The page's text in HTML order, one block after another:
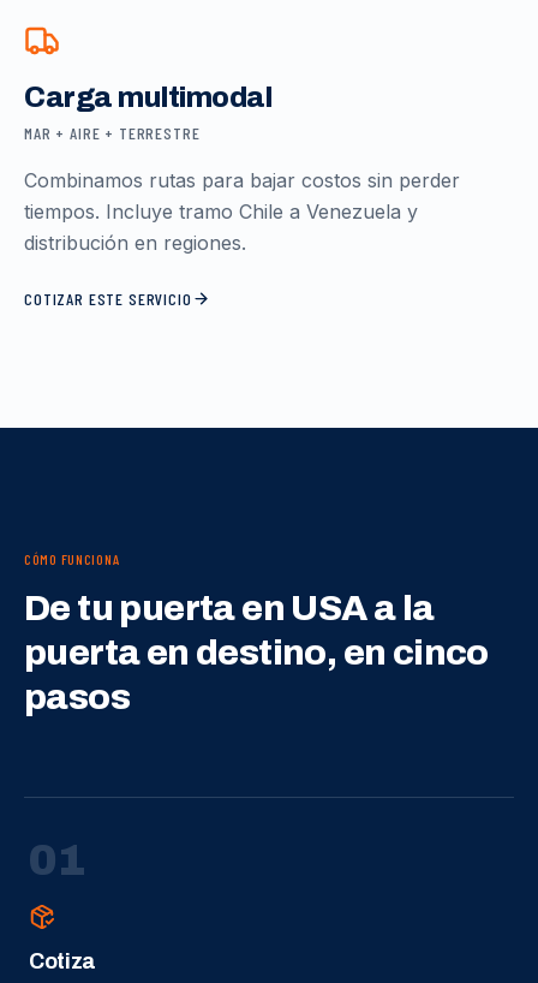
Carga multimodal
MAR + AIRE + TERRESTRE
Combinamos rutas para bajar costos sin perder
tiempos. Incluye tramo Chile a Venezuela y
distribución en regiones.
COTIZAR ESTE SERVICIO
CÓMO FUNCIONA
De tu puerta en USA a la
puerta en destino, en cinco
pasos
01
Cotiza